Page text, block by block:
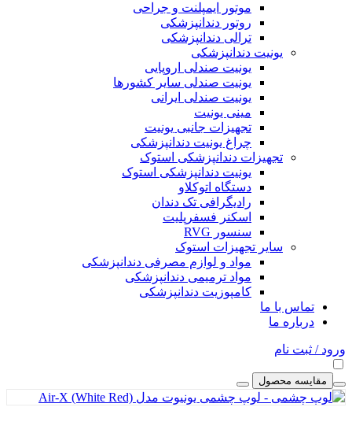
موتور ایمپلنت و جراحی
روتور دندانپزشکی
ترالی دندانپزشکی
یونیت دندانپزشکی
یونیت صندلی اروپایی
یونیت صندلی سایر کشورها
یونیت صندلی ایرانی
مینی یونیت
تجهیزات جانبی یونیت
چراغ یونیت دندانپزشکی
تجهیزات دندانپزشکی استوک
یونیت دندانپزشکی استوک
دستگاه اتوکلاو
رادیگرافی تک دندان
اسکنر فسفرپلیت
سنسور RVG
سایر تجهیزات استوک
مواد و لوازم مصرفی دندانپزشکی
مواد ترمیمی دندانپزشکی
کامپوزیت دندانپزشکی
تماس با ما
درباره ما
ورود / ثبت نام
مقایسه محصول